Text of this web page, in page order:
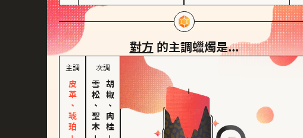
對方 的主調蠟燭是...
主調 次調
雪松、聖木胡椒、肉桂